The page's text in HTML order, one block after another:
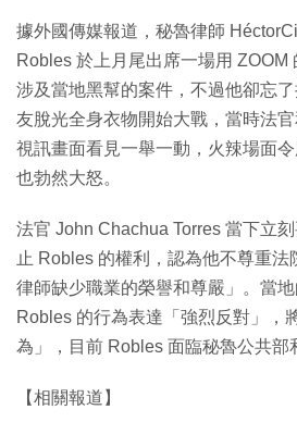
據外國傳媒報道，秘魯律師
Robles 於上月尾出席一場用 ZOOM
涉及當地黑幫的案件，不過他卻忘
友脫光全身衣物開始大戰，當時法
視訊畫面看見一舉一動，火辣場面
也勃然大怒。
法官 John Chachua Torres 當下立
止 Robles 的權利，認為他不尊重法
律師缺少職業的榮譽和尊嚴」。當
Robles 的行為表達「強烈反對」，
為」，目前 Robles 面臨秘魯公共部
【相關報道】